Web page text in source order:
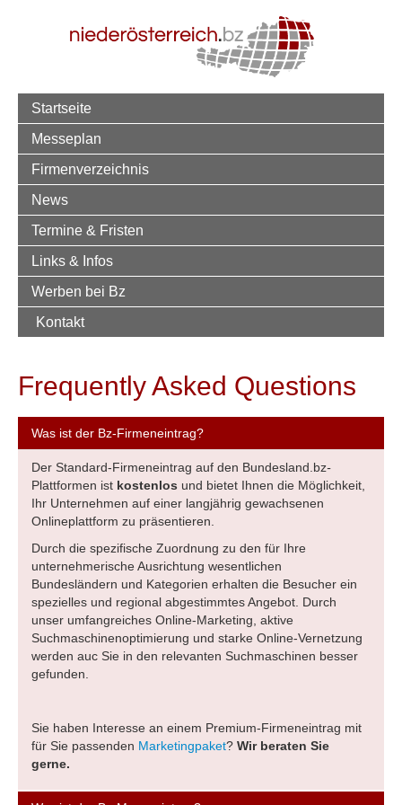
Startseite
Messeplan
Firmenverzeichnis
News
Termine & Fristen
Links & Infos
Werben bei Bz
Kontakt
Frequently Asked Questions
Was ist der Bz-Firmeneintrag?
Der Standard-Firmeneintrag auf den Bundesland.bz-
Plattformen ist kostenlos und bietet Ihnen die Möglichkeit,
Ihr Unternehmen auf einer langjährig gewachsenen
Onlineplattform zu präsentieren.
Durch die spezifische Zuordnung zu den für Ihre
unternehmerische Ausrichtung wesentlichen
Bundesländern und Kategorien erhalten die Besucher ein
spezielles und regional abgestimmtes Angebot. Durch
unser umfangreiches Online-Marketing, aktive
Suchmaschinenoptimierung und starke Online-Vernetzung
werden auc Sie in den relevanten Suchmaschinen besser
gefunden.
Sie haben Interesse an einem Premium-Firmeneintrag mit
für Sie passenden Marketingpaket? Wir beraten Sie
gerne.